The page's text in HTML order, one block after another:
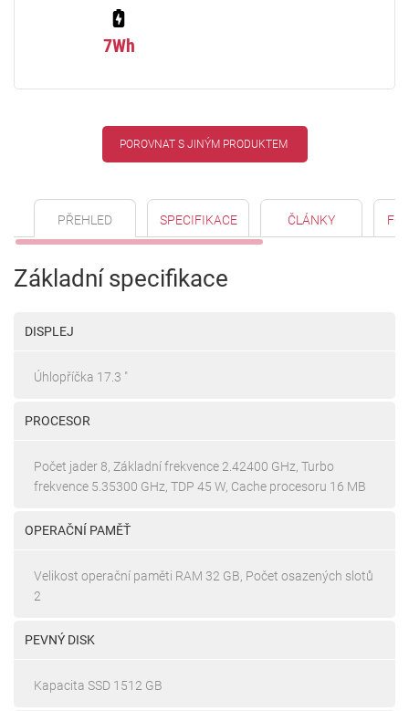
7Wh
POROVNAT S JINÝM PRODUKTEM
PŘEHLED SPECIFIKACE ČLÁNKY
Základní specifikace
DISPLEJ
Úhlopříčka 17.3 "
PROCESOR
Počet jader 8, Základní frekvence 2.42400 GHz, Turbo
frekvence 5.35300 GHz, TDP 45 W, Cache procesoru 16 MB
OPERAČNÍ PAMĚŤ
Velikost operační paměti RAM 32 GB, Počet osazených slotů
2
PEVNÝ DISK
Kapacita SSD 1512 GB